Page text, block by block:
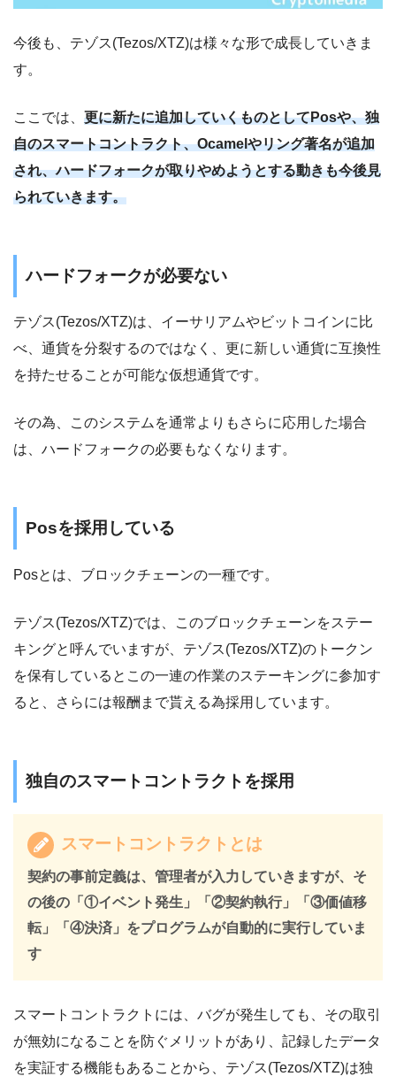
今後も、テゾス(Tezos/XTZ)は様々な形で成長していきま
す。
ここでは、 更に新たに追加していくものとしてPosや、独
自のスマートコントラクト、Ocamelやリング著名が追加
され、ハードフォークが取りやめようとする動きも今後見
られていきます。
ハードフォークが必要ない
テゾス(Tezos/XTZ)は、イーサリアムやビットコインに比
べ、通貨を分裂するのではなく、更に新しい通貨に互換性
を持たせることが可能な仮想通貨です。
その為、このシステムを通常よりもさらに応用した場合
は、ハードフォークの必要もなくなります。
Posを採用している
Posとは、ブロックチェーンの一種です。
テゾス(Tezos/XTZ)では、このブロックチェーンをステー
キングと呼んでいますが、テゾス(Tezos/XTZ)のトークン
を保有しているとこの一連の作業のステーキングに参加す
ると、さらには報酬まで貰える為採用しています。
独自のスマートコントラクトを採用
スマートコントラクトとは
契約の事前定義は、管理者が入力していきますが、そ
の後の「①イベント発生」「②契約執行」「③価値移
転」「④決済」をプログラムが自動的に実行していま
す
スマートコントラクトには、バグが発生しても、その取引
が無効になることを防ぐメリットがあり、記録したデータ
を実証する機能もあることから、テゾス(Tezos/XTZ)は独